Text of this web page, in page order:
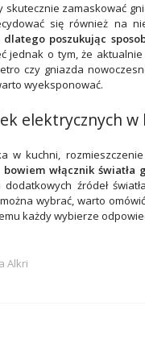
zamaskować
się również na
dlatego poszukując
jednak o tym, że
czy gniazda
wyeksponować.
elektrycznych w
w kuchni,
włącznik
źródeł
wybrać, warto
każdy wybierze
Alkri